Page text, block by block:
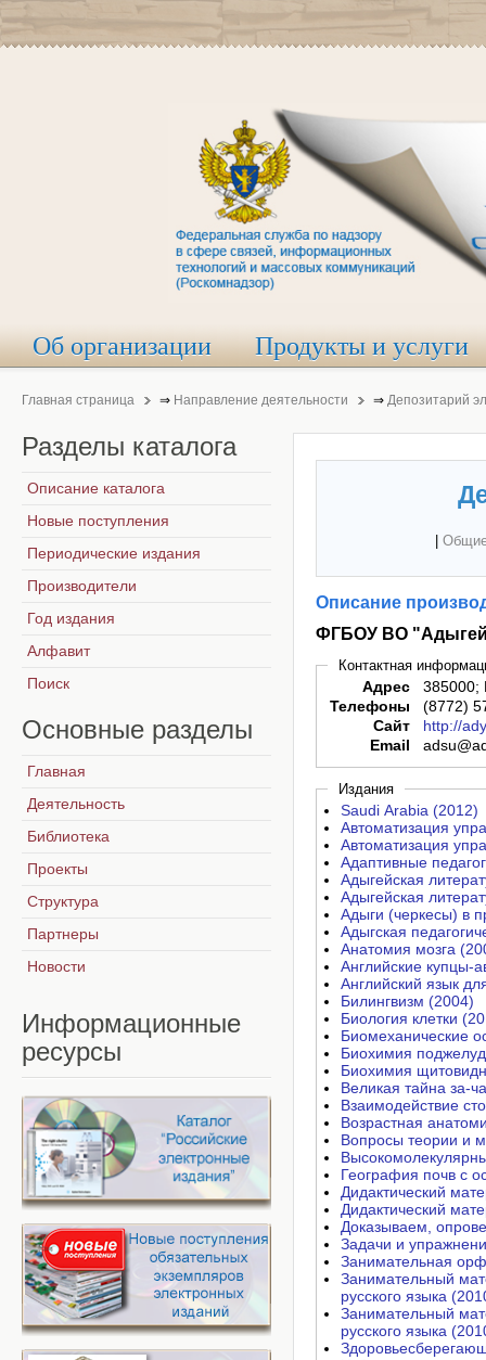
Об организации Продукты и услуги
Главная страница ⇒ Направление деятельности ⇒ Депозитарий
Описание
ФГБОУ ВО
Контактная
Адрес
385000;
Телефоны
(8772)
Сайт
http://
Email
Издания
Saudi Arabia (2012)
Автоматизация
Автоматизация
Адаптивные
Адыгейская
Адыгейская
Адыги (черкесы) в
Адыгская
Анатомия мозга
Английские купцы-
Английский язык
Билингвизм (2004)
Биология клетки
Биомеханические
Биохимия
Биохимия
Великая тайна за-
Взаимодействие
Возрастная
Вопросы теории и
География почв с
Дидактический
Дидактический
Доказываем,
Задачи и
Занимательная
Занимательный
русского языка
Занимательный
русского языка
Разделы каталога
Описание каталога
Новые поступления
Периодические издания
Производители
Год издания
Алфавит
Поиск
Основные разделы
Главная
Деятельность
Библиотека
Проекты
Структура
Партнеры
Новости
Информационные
ресурсы